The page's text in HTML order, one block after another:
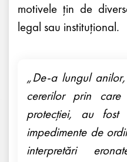
motivele țin de
legal sau instituțional.
„De-a lungul
cererilor prin care
protecției, au fost
impedimente de
interpretări